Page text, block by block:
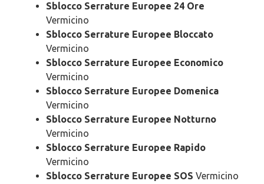
Sblocco Serrature Europee 24 Ore
Vermicino
Sblocco Serrature Europee Bloccato
Vermicino
Sblocco Serrature Europee Economico
Vermicino
Sblocco Serrature Europee Domenica
Vermicino
Sblocco Serrature Europee Notturno
Vermicino
Sblocco Serrature Europee Rapido
Vermicino
Sblocco Serrature Europee SOS Vermicino